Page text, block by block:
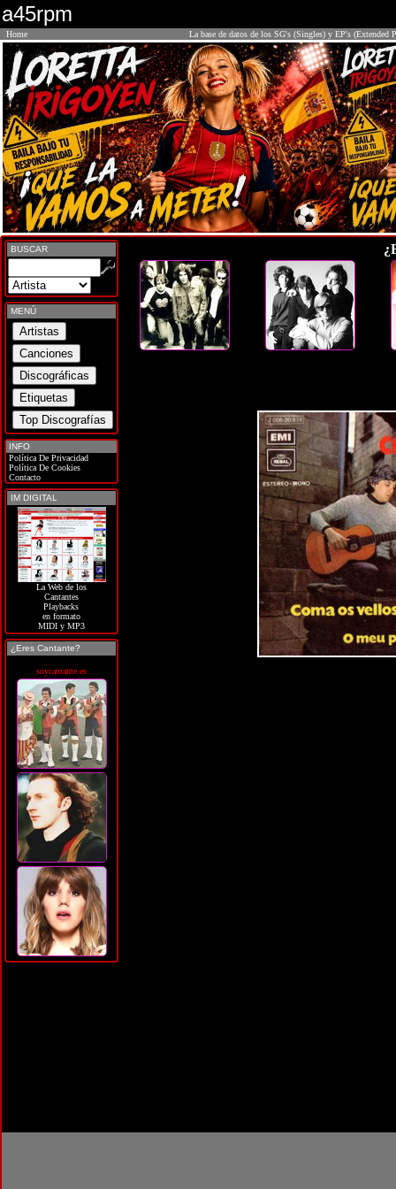
a45rpm
Home La base de datos de los SG's (Singles) y EP's (Extended
BUSCAR
MENÚ
INFO
Política De Privacidad
Política De Cookies
Contacto
IM DIGITAL
La Web de los
Cantantes
Playbacks
en formato
MIDI y MP3
¿Eres Cantante?
soycantante.es